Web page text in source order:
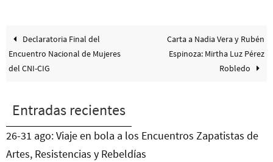
Declaratoria Final del
Encuentro Nacional de Mujeres
del CNI-CIG
Carta a Nadia Vera y Rubén
Espinoza: Mirtha Luz Pérez
Robledo
Entradas recientes
26-31 ago: Viaje en bola a los Encuentros Zapatistas de
Artes, Resistencias y Rebeldías